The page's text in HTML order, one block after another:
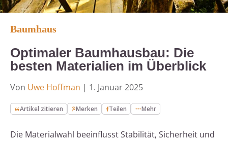
Baumhaus
Optimaler Baumhausbau: Die
besten Materialien im Überblick
Von Uwe Hoffman | 1. Januar 2025
Artikel zitieren Merken Teilen Mehr
Die Materialwahl beeinflusst Stabilität, Sicherheit und